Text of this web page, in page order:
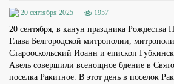
20 сентября 2025 1957
20 сентября, в канун праздника Рождества
Глава Белгородской митрополии,
Старооскольский Иоанн и епископ
Авель совершили всенощное бдение в
поселка Ракитное. В этот день в поселок